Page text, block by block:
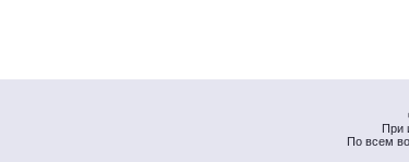
При
По всем